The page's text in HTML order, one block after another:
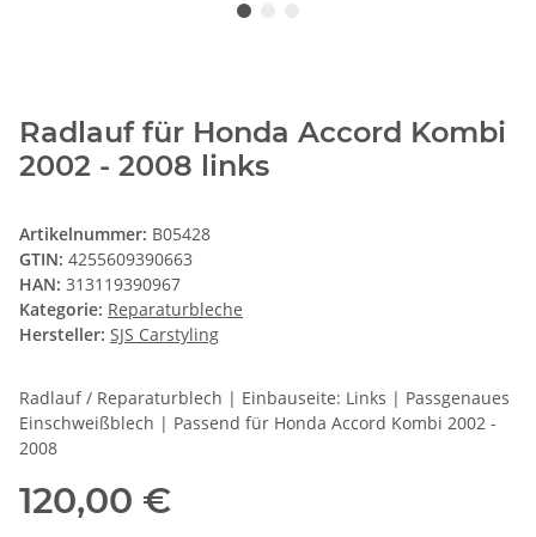
Radlauf für Honda Accord Kombi
2002 - 2008 links
Artikelnummer: B05428
GTIN: 4255609390663
HAN: 313119390967
Kategorie: Reparaturbleche
Hersteller: SJS Carstyling
Radlauf / Reparaturblech | Einbauseite: Links | Passgenaues
Einschweißblech | Passend für Honda Accord Kombi 2002 -
2008
120,00 €